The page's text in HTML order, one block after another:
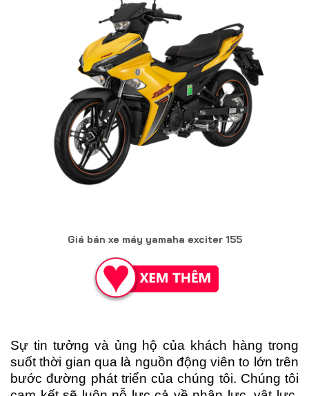
Giá bán xe máy yamaha exciter 155
Sự tin tưởng và ủng hộ của khách hàng trong
suốt thời gian qua là nguồn động viên to lớn trên
bước đường phát triển của chúng tôi. Chúng tôi